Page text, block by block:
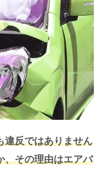
違反ではありません
、その理由はエアバ